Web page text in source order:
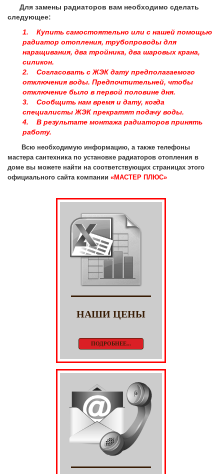
Для замены радиаторов вам необходимо сделать
следующее:
1. Купить самостоятельно или с нашей помощью
радиатор отопления, трубопроводы для
наращивания, два тройника, два шаровых крана,
силикон.
2. Согласовать с ЖЭК дату предполагаемого
отключения воды. Предпочтительней, чтобы
отключение было в первой половине дня.
3. Сообщить нам время и дату, когда
специалисты ЖЭК прекратят подачу воды.
4. В результате монтажа радиаторов принять
работу.
Всю необходимую информацию, а также телефоны
мастера сантехника по установке радиаторов отопления в
доме вы можете найти на соответствующих страницах этого
официального сайта компании «МАСТЕР ПЛЮС»
НАШИ ЦЕНЫ
ПОДРОБНЕЕ...